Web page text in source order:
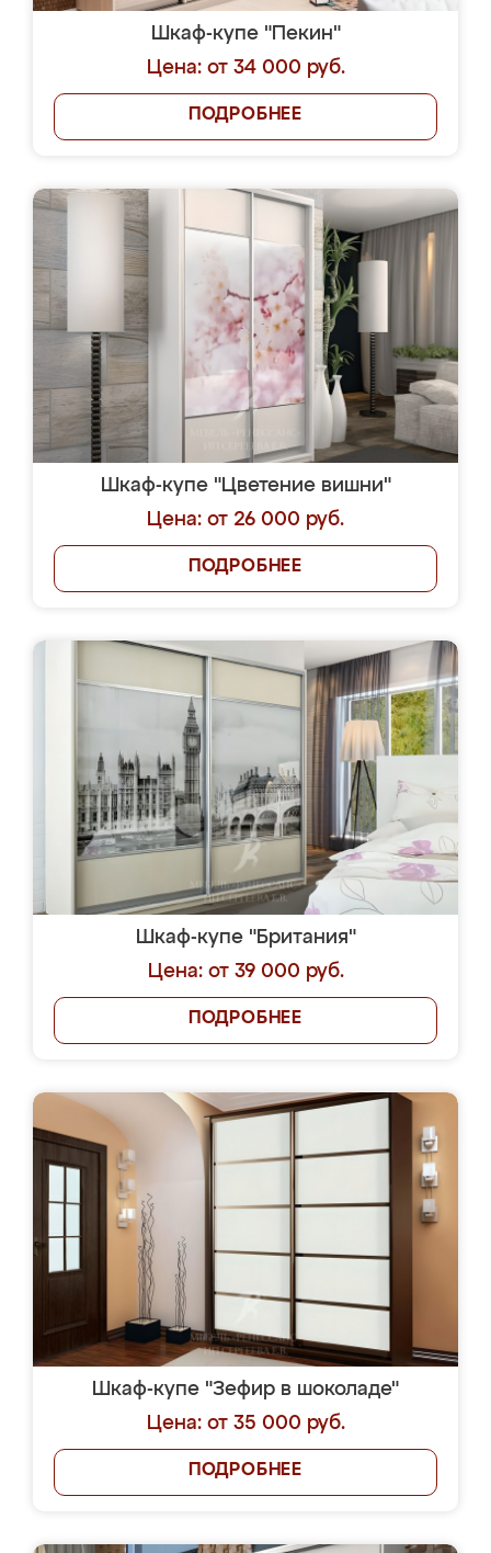
Шкаф-купе "Пекин"
Цена: от 34 000 руб.
ПОДРОБНЕЕ
Шкаф-купе "Цветение вишни"
Цена: от 26 000 руб.
ПОДРОБНЕЕ
Шкаф-купе "Британия"
Цена: от 39 000 руб.
ПОДРОБНЕЕ
Шкаф-купе "Зефир в шоколаде"
Цена: от 35 000 руб.
ПОДРОБНЕЕ